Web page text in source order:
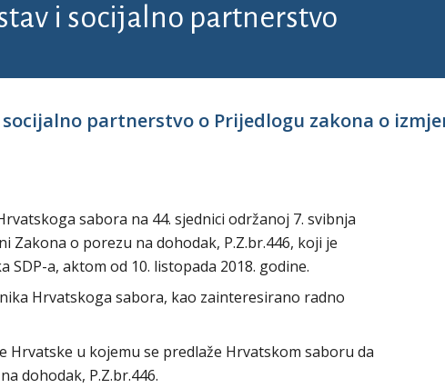
i socijalno partnerstvo
partnerstvo o Prijedlogu zakona o
sabora na 44. sjednici održanoj 7. svibnja
Zakona o porezu na dohodak, P.Z.br.446, koji je
a, aktom od 10. listopada 2018. godine.
Hrvatskoga sabora, kao zainteresirano radno
Hrvatske u kojemu se predlaže Hrvatskom saboru da
dohodak, P.Z.br.446.